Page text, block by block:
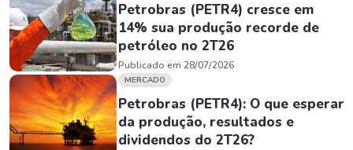
Petrobras (PETR4) cresce em
14% sua produção recorde de
petróleo no 2T26
Publicado em 28/07/2026
MERCADO
Petrobras (PETR4): O que esperar
da produção, resultados e
dividendos do 2T26?